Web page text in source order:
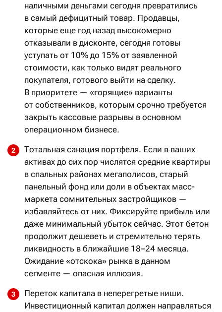
наличными деньгами сегодня превратились
в самый дефицитный товар. Продавцы,
которые еще год назад высокомерно
отказывали в дисконте, сегодня готовы
уступать от 10% до 15% от заявленной
стоимости, как только видят реального
покупателя, готового выйти на сделку.
В приоритете — «горящие» варианты
от собственников, которым срочно требуется
закрыть кассовые разрывы в основном
операционном бизнесе.
Тотальная санация портфеля. Если в ваших
активах до сих пор числятся средние квартиры
в спальных районах мегаполисов, старый
панельный фонд или доли в объектах масс-
маркета сомнительных застройщиков —
избавляйтесь от них. Фиксируйте прибыль или
даже минимальный убыток сейчас. Этот бетон
продолжит дешеветь и стремительно терять
ликвидность в ближайшие 18–24 месяца.
Ожидание «отскока» рынка в данном
сегменте — опасная иллюзия.
Переток капитала в неперегретые ниши.
Инвестиционный капитал должен направляться